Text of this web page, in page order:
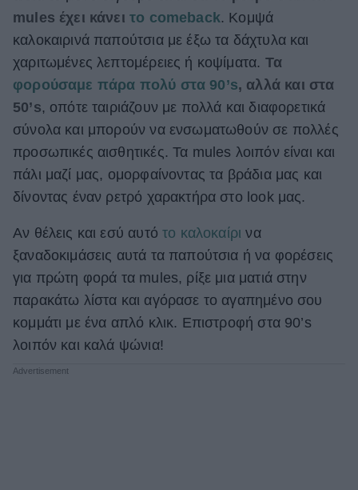
Αφιερώματα
ΒΟΞ
Χωρίς Ταμπέλες
Women's Forum
Hautes Grecians
Γάμος
Market News
mules έχει κάνει το comeback. Κομψά
καλοκαιρινά παπούτσια με έξω τα δάχτυλα και
χαριτωμένες λεπτομέρειες ή κοψίματα. Τα
φορούσαμε πάρα πολύ στα 90’s, αλλά και στα
50’s, οπότε ταιριάζουν με πολλά και διαφορετικά
σύνολα και μπορούν να ενσωματωθούν σε πολλές
προσωπικές αισθητικές. Τα mules λοιπόν είναι και
πάλι μαζί μας, ομορφαίνοντας τα βράδια μας και
δίνοντας έναν ρετρό χαρακτήρα στο look μας.
Αν θέλεις και εσύ αυτότο καλοκαίρι να
ξαναδοκιμάσεις αυτά τα παπούτσια ή να φορέσεις
για πρώτη φορά τα mules, ρίξε μια ματιά στην
παρακάτω λίστα και αγόρασε το αγαπημένο σου
κομμάτι με ένα απλό κλικ. Επιστροφή στα 90’s
λοιπόν και καλά ψώνια!